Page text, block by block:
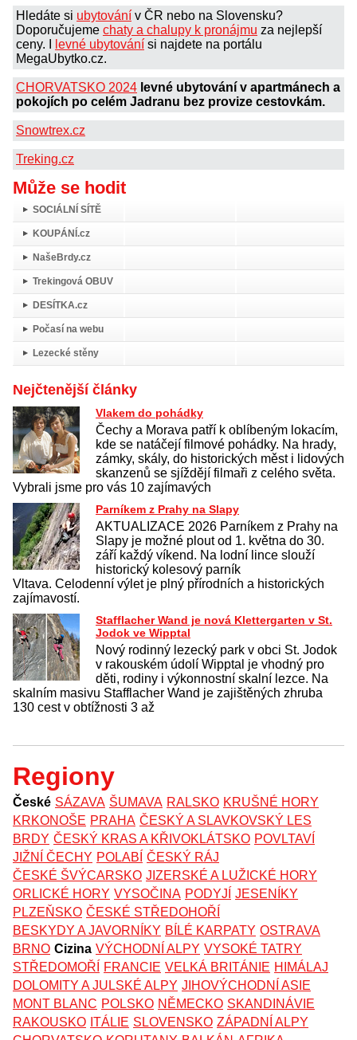
Hledáte si ubytování v ČR nebo na Slovensku?
Doporučujeme chaty a chalupy k pronájmu za nejlepší
ceny. I
levné ubytování si najdete na portálu
MegaUbytko.cz.
CHORVATSKO 2024 levné ubytování v apartmánech a
pokojích po celém Jadranu bez provize cestovkám.
Snowtrex.cz
Treking.cz
Může se hodit
SOCIÁLNÍ SÍTĚ
KOUPÁNÍ.cz
NašeBrdy.cz
Trekingová OBUV
DESÍTKA.cz
Počasí na webu
Lezecké stěny
Nejčtenější články
Vlakem do pohádky
Čechy a Morava patří k oblíbeným lokacím,
kde se natáčejí filmové pohádky. Na hrady,
zámky, skály, do historických měst i lidových
skanzenů se sjíždějí filmaři z celého světa.
Vybrali jsme pro vás 10 zajímavých
Parníkem z Prahy na Slapy
AKTUALIZACE 2026 Parníkem z Prahy na
Slapy je možné plout od 1. května do 30.
září každý víkend. Na lodní lince slouží
historický kolesový parník
Vltava. Celodenní výlet je plný přírodních a historických
zajímavostí.
Stafflacher Wand je nová Klettergarten v St.
Jodok ve Wipptal
Nový rodinný lezecký park v obci St. Jodok
v rakouském údolí Wipptal je vhodný pro
děti, rodiny i výkonnostní skalní lezce. Na
skalním masivu Stafflacher Wand je zajištěných zhruba
130 cest v obtížnosti 3 až
Regiony
České SÁZAVA ŠUMAVA RALSKO KRUŠNÉ HORY
KRKONOŠE PRAHA ČESKÝ A SLAVKOVSKÝ LES
BRDY ČESKÝ KRAS A KŘIVOKLÁTSKO POVLTAVÍ
JIŽNÍ ČECHY POLABÍ ČESKÝ RÁJ
ČESKÉ ŠVÝCARSKO JIZERSKÉ A LUŽICKÉ HORY
ORLICKÉ HORY VYSOČINA PODYJÍ JESENÍKY
PLZEŇSKO ČESKÉ STŘEDOHOŘÍ
BESKYDY A JAVORNÍKY BÍLÉ KARPATY OSTRAVA
BRNO Cizina VÝCHODNÍ ALPY VYSOKÉ TATRY
STŘEDOMOŘÍ
FRANCIE VELKÁ BRITÁNIE HIMÁLAJ
DOLOMITY A JULSKÉ ALPY JIHOVÝCHODNÍ ASIE
MONT BLANC POLSKO NĚMECKO SKANDINÁVIE
RAKOUSKO ITÁLIE SLOVENSKO ZÁPADNÍ ALPY